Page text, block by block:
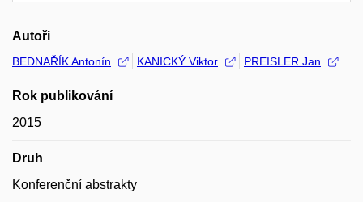
Autoři
BEDNAŘÍK Antonín KANICKÝ Viktor PREISLER Jan
Rok publikování
2015
Druh
Konferenční abstrakty